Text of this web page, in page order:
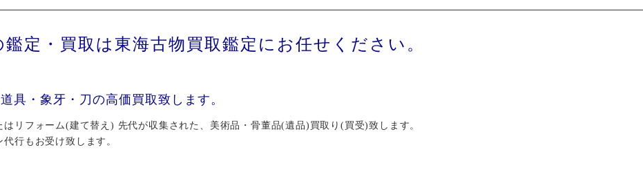
定・買取は東海古物買取鑑定にお任せください。
具・象牙・刀の高価買取致します。
リフォーム(建て替え) 先代が収集された、美術品・骨董品(遺品)買取り(買受)致します。
行もお受け致します。